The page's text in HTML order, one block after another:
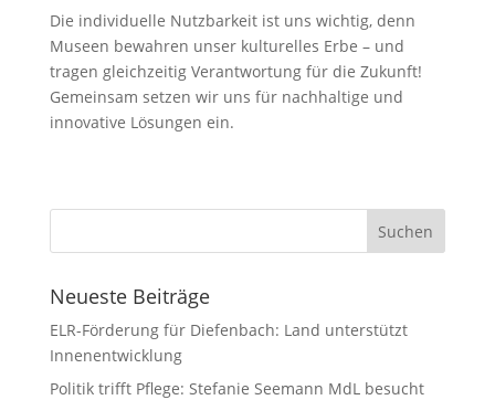
Die individuelle Nutzbarkeit ist uns wichtig, denn
Museen bewahren unser kulturelles Erbe – und
tragen gleichzeitig Verantwortung für die Zukunft!
Gemeinsam setzen wir uns für nachhaltige und
innovative Lösungen ein.
Neueste Beiträge
ELR-Förderung für Diefenbach: Land unterstützt
Innenentwicklung
Politik trifft Pflege: Stefanie Seemann MdL besucht